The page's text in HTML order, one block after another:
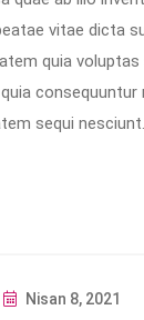
vitae dicta
quia
consequuntur
sequi
Nisan 8, 2021